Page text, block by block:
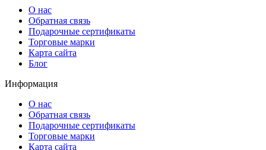
О нас
Обратная связь
Подарочные сертификаты
Торговые марки
Карта сайта
Блог
Информация
О нас
Обратная связь
Подарочные сертификаты
Торговые марки
Карта сайта